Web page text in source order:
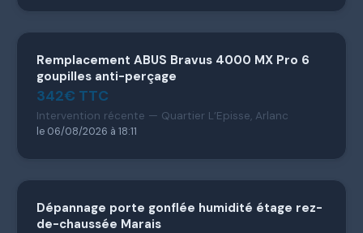
Remplacement ABUS Bravus 4000 MX Pro 6
goupilles anti-perçage
342€ TTC
Intervention récente — Quartier L’Episse, Arlanc
le 06/08/2026 à 18:11
Dépannage porte gonflée humidité étage rez-
de-chaussée Marais